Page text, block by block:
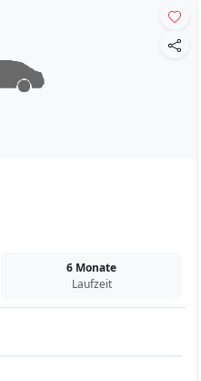
6 Monate
Laufzeit